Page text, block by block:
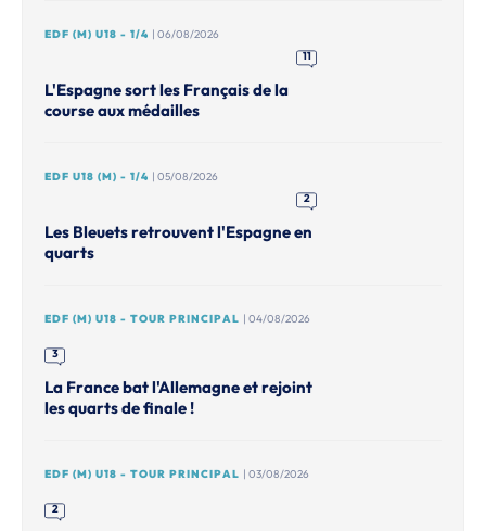
EDF (M) U18 - 1/4 | 06/08/2026
11
L'Espagne sort les Français de la
course aux médailles
EDF U18 (M) - 1/4 | 05/08/2026
2
Les Bleuets retrouvent l'Espagne en
quarts
EDF (M) U18 - TOUR PRINCIPAL | 04/08/2026
3
La France bat l'Allemagne et rejoint
les quarts de finale !
EDF (M) U18 - TOUR PRINCIPAL | 03/08/2026
2